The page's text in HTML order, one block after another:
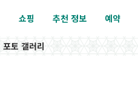
쇼핑 추천 정보 예약
포토 갤러리